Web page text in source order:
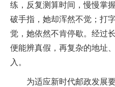
练，反复测算时间，慢慢掌
破手指，她却浑然不觉；打
觉，她依然不肯停歇。经过
便能辨真假，再复杂的地址
入。
为适应新时代邮政发展要